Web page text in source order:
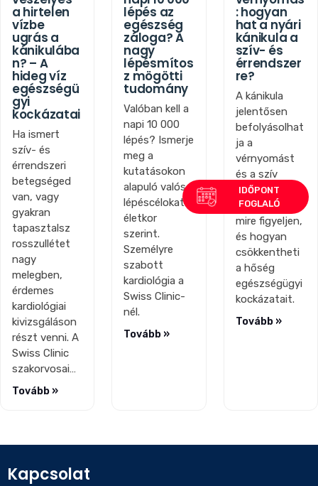
a hirtelen
vízbe
ugrás a
kánikulába
n? – A
hideg víz
egészségü
gyi
kockázatai
Ha ismert
szív- és
érrendszeri
betegséged
van, vagy
gyakran
tapasztalsz
rosszullétet
nagy
melegben,
érdemes
kardiológiai
kivizsgáláson
részt venni. A
Swiss Clinic
szakorvosai…
Tovább »
lépés az
egészség
záloga? A
nagy
lépésmítos
z mögötti
tudomány
Valóban kell a
napi 10 000
lépés? Ismerje
meg a
kutatásokon
alapuló valós
lépéscélokat
életkor
szerint.
Személyre
szabott
kardiológia a
Swiss Clinic-
nél.
Tovább »
: hogyan
hat a nyári
kánikula a
szív- és
érrendszer
re?
A kánikula
jelentősen
befolyásolhat
ja a
vérnyomást
és a szív
működését.
Tudja meg,
mire figyeljen,
és hogyan
csökkentheti
a hőség
egészségügyi
kockázatait.
Tovább »
Kapcsolat